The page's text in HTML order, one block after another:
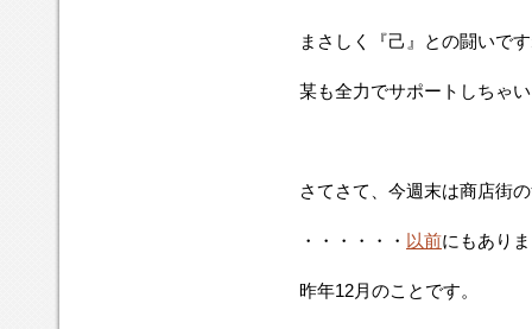
まさしく『己』との闘いで
某も全力でサポートしちゃ
さてさて、今週末は商店街
・・・・・・ 以前にもあり
昨年12月のことです。